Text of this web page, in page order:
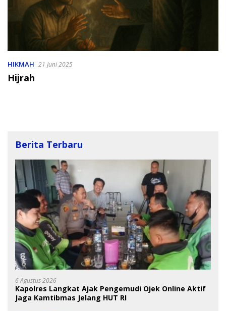
HIKMAH 21 Juni 2025
Hijrah
Berita Terbaru
6 Agustus 2026
Kapolres Langkat Ajak Pengemudi Ojek Online Aktif
Jaga Kamtibmas Jelang HUT RI